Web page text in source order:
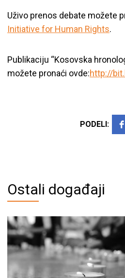
Uživo prenos debate možete
Initiative for Human Rights.
Publikaciju “Kosovska
možete pronaći ovde:http://
PODELI:
Ostali događaji